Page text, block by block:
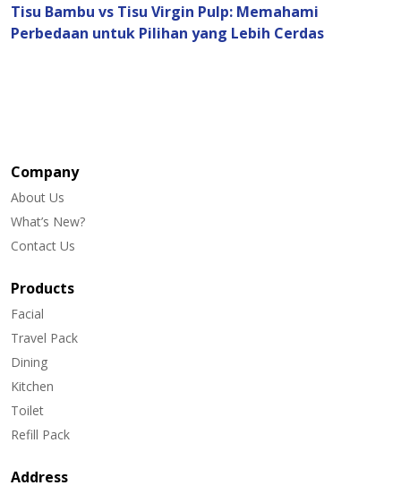
Tisu Bambu vs Tisu Virgin Pulp: Memahami
Perbedaan untuk Pilihan yang Lebih Cerdas
Company
About Us
What’s New?
Contact Us
Products
Facial
Travel Pack
Dining
Kitchen
Toilet
Refill Pack
Address